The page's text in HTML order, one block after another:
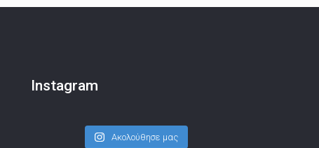
Instagram
Ακολούθησε μας